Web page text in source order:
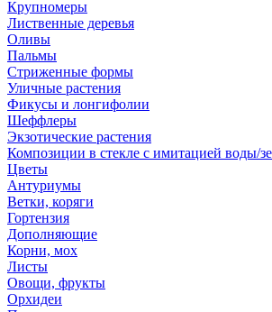
Крупномеры
Лиственные деревья
Оливы
Пальмы
Стриженные формы
Уличные растения
Фикусы и лонгифолии
Шеффлеры
Экзотические растения
Композиции в стекле с имитацией воды/
Цветы
Антуриумы
Ветки, коряги
Гортензия
Дополняющие
Корни, мох
Листы
Овощи, фрукты
Орхидеи